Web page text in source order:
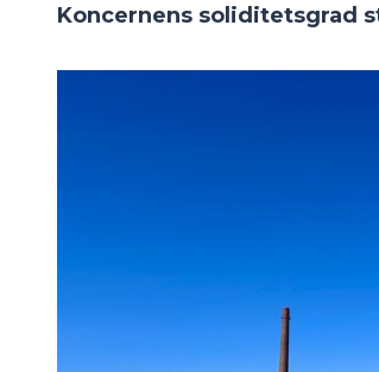
Koncernens soliditetsgrad